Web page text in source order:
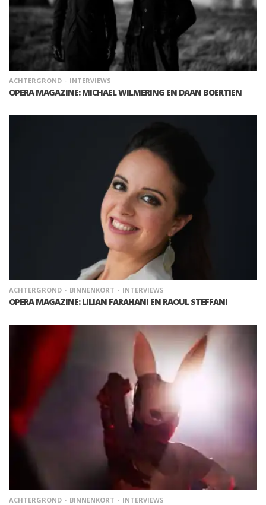
ACHTERGROND INTERVIEWS
OPERA MAGAZINE: MICHAEL WILMERING EN DAAN BOERTIEN
ACHTERGROND BINNENKORT INTERVIEWS
OPERA MAGAZINE: LILIAN FARAHANI EN RAOUL STEFFANI
ACHTERGROND BINNENKORT INTERVIEWS